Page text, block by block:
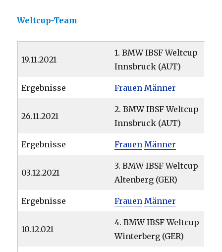
Weltcup-Team
19.11.2021
1. BMW IBSF Weltcup
Innsbruck (AUT)
Ergebnisse Frauen Männer
26.11.2021
2. BMW IBSF Weltcup
Innsbruck (AUT)
Ergebnisse Frauen Männer
03.12.2021
3. BMW IBSF Weltcup
Altenberg (GER)
Ergebnisse Frauen Männer
10.12.021
4. BMW IBSF Weltcup
Winterberg (GER)